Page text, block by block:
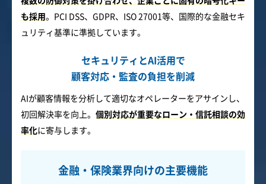
も採用。PCI DSS、GDPR、ISO 27001等、国際的な金融セキ
ュリティ基準に準拠しています。
セキュリティとAI活用で
顧客対応・監査の負担を削減
AIが顧客情報を分析して適切なオペレーターをアサインし、
初回解決率を向上。 個別対応が重要なローン・信託相談の効
率化に寄与します。
金融・保険業界向けの主要機能